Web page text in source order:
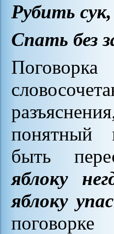
Рубить
Спать без
понятный
быть
яблоку
яблоку